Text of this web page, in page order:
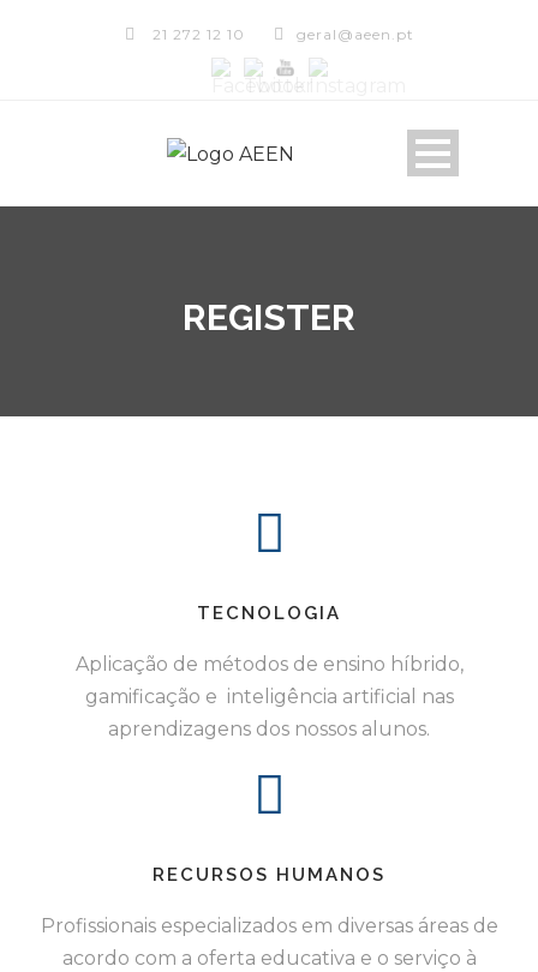
21 272 12 10 geral@aeen.pt
REGISTER
TECNOLOGIA
Aplicação de métodos de ensino híbrido,
gamificação e inteligência artificial nas
aprendizagens dos nossos alunos.
RECURSOS HUMANOS
Profissionais especializados em diversas áreas de
acordo com a oferta educativa e o serviço à